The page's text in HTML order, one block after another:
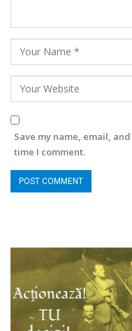
Save my name, email,
time I comment.